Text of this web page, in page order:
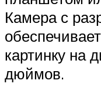
Камера с
картинку на
дюймов.